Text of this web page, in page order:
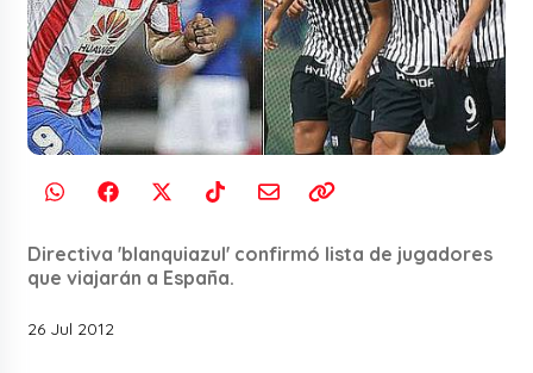
Directiva 'blanquiazul' confirmó lista de jugadores
que viajarán a España.
26 Jul 2012